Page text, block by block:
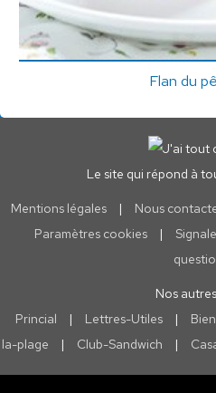
Flan du
Le site qui répond à
Mentions légales | Nous
Paramètres cookies
|
Nos
Princial
| Lettres-Utiles |
la-plage
| Club-Sandwich |